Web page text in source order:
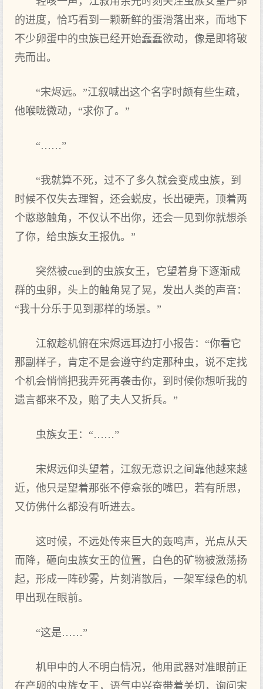
的进度，恰巧看到一颗新鲜的蛋滑落出来，而地下
不少卵蛋中的虫族已经开始蠢蠢欲动，像是即将破
壳而出。
“宋烬远。”江叙喊出这个名字时颇有些生疏，
他喉咙微动，“求你了。”
“……”
“我就算不死，过不了多久就会变成虫族，到
时候不仅失去理智，还会蜕皮，长出硬壳，顶着两
个憨憨触角，不仅认不出你，还会一见到你就想杀
了你，给虫族女王报仇。”
突然被cue到的虫族女王，它望着身下逐渐成
群的虫卵，头上的触角晃了晃，发出人类的声音：
“我十分乐于见到那样的场景。”
江叙趁机俯在宋烬远耳边打小报告：“你看它
那副样子，肯定不是会遵守约定那种虫，说不定找
个机会悄悄把我弄死再袭击你，到时候你想听我的
遗言都来不及，赔了夫人又折兵。”
虫族女王：“……”
宋烬远仰头望着，江叙无意识之间靠他越来越
近，他只是望着那张不停翕张的嘴巴，若有所思，
又仿佛什么都没有听进去。
这时候，不远处传来巨大的轰鸣声，光点从天
而降，砸向虫族女王的位置，白色的矿物被激荡扬
起，形成一阵砂雾，片刻消散后，一架军绿色的机
甲出现在眼前。
“这是……”
机甲中的人不明白情况，他用武器对准眼前正
在产卵的虫族女王，语气中兴奋带着关切，询问宋